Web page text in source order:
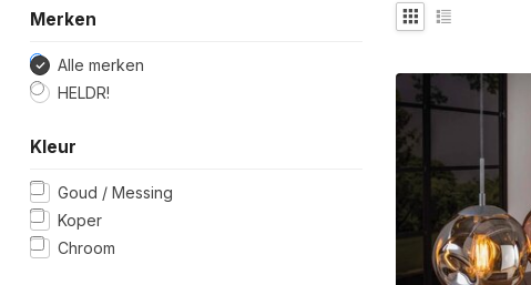
Merken
Alle merken
HELDR!
Kleur
Goud / Messing
Koper
Chroom